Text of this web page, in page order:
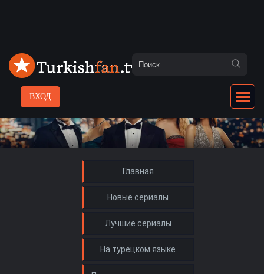
ВХОД
Главная
Новые сериалы
Лучшие сериалы
На турецком языке